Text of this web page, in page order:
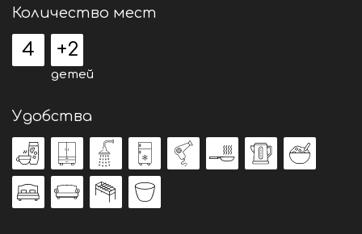
Количество мест
4 +2
детей
Удобства